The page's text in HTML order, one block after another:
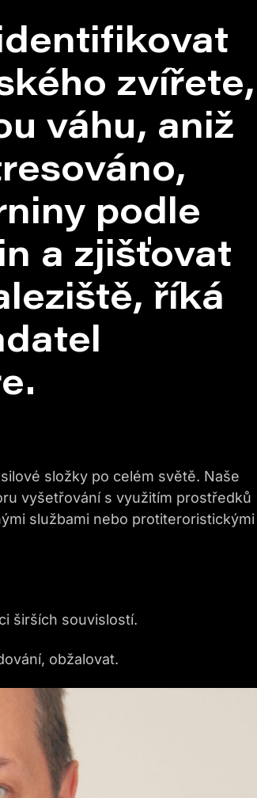
zvířete,
váhu, aniž
podle
a zjišťovat
říká
složky po celém světě. Naše
vyšetřování s využitím prostředků
službami nebo protiteroristickými
širších souvislostí.
obžalovat.